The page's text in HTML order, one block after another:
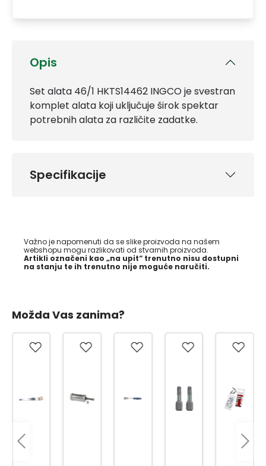
Opis
Set alata 46/1 HKTS14462 INGCO je svestran
komplet alata koji uključuje širok spektar
potrebnih alata za različite zadatke.
Specifikacije
Važno je napomenuti da se slike proizvoda na našem
webshopu mogu razlikovati od stvarnih proizvoda.
Artikli označeni kao „na upit“ trenutno nisu dostupni
na stanju te ih trenutno nije moguće naručiti.
Možda Vas zanima?